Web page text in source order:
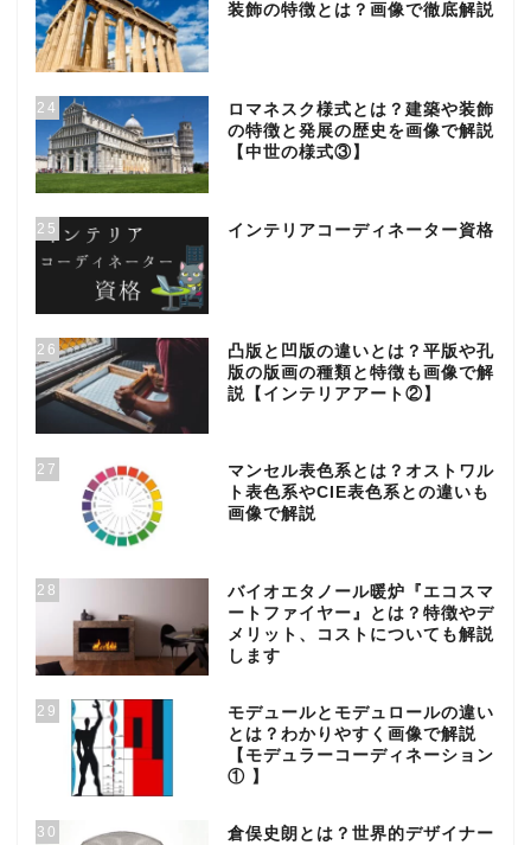
装飾の特徴とは？画像で徹底解説
24
ロマネスク様式とは？建築や装飾
の特徴と発展の歴史を画像で解説
【中世の様式③】
25 インテリアコーディネーター資格
26
凸版と凹版の違いとは？平版や孔
版の版画の種類と特徴も画像で解
説【インテリアアート②】
27
マンセル表色系とは？オストワル
ト表色系やCIE表色系との違いも
画像で解説
28
バイオエタノール暖炉『エコスマ
ートファイヤー』とは？特徴やデ
メリット、コストについても解説
します
29
モデュールとモデュロールの違い
とは？わかりやすく画像で解説
【モデュラーコーディネーション
① 】
30
倉俣史朗とは？世界的デザイナー